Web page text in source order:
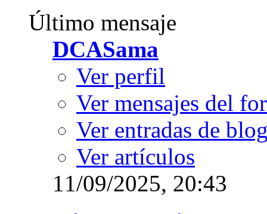
Último mensaje
DCASama
Ver perfil
Ver mensajes del
Ver entradas de
Ver artículos
11/09/2025, 20:43